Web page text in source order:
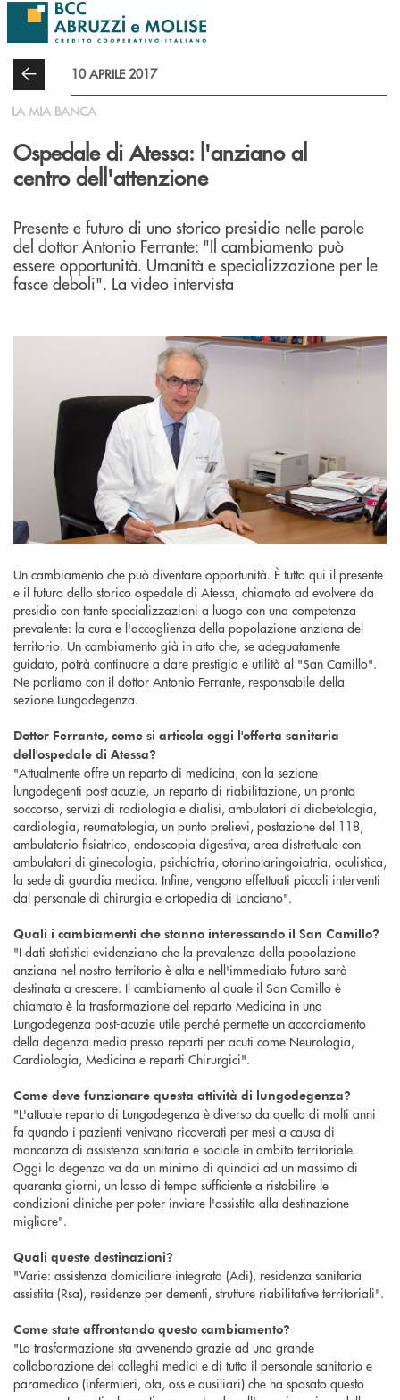
Salta al contenuto principale
10 APRILE 2017
LA MIA BANCA
Ospedale di Atessa: l'anziano al
centro dell'attenzione
Presente e futuro di uno storico presidio nelle parole
del dottor Antonio Ferrante: "Il cambiamento può
essere opportunità. Umanità e specializzazione per le
fasce deboli". La video intervista
Un cambiamento che può diventare opportunità. È tutto qui il presente
e il futuro dello storico ospedale di Atessa, chiamato ad evolvere da
presidio con tante specializzazioni a luogo con una competenza
prevalente: la cura e l'accoglienza della popolazione anziana del
territorio. Un cambiamento già in atto che, se adeguatamente
guidato, potrà continuare a dare prestigio e utilità al "San Camillo".
Ne parliamo con il dottor Antonio Ferrante, responsabile della
sezione Lungodegenza.
Dottor Ferrante, come si articola oggi l'offerta sanitaria
dell'ospedale di Atessa?
"Attualmente offre un reparto di medicina, con la sezione
lungodegenti post acuzie, un reparto di riabilitazione, un pronto
soccorso, servizi di radiologia e dialisi, ambulatori di diabetologia,
cardiologia, reumatologia, un punto prelievi, postazione del 118,
ambulatorio fisiatrico, endoscopia digestiva, area distrettuale con
ambulatori di ginecologia, psichiatria, otorinolaringoiatria, oculistica,
la sede di guardia medica. Infine, vengono effettuati piccoli interventi
dal personale di chirurgia e ortopedia di Lanciano".
Quali i cambiamenti che stanno interessando il San Camillo?
"I dati statistici evidenziano che la prevalenza della popolazione
anziana nel nostro territorio è alta e nell'immediato futuro sarà
destinata a crescere. Il cambiamento al quale il San Camillo è
chiamato è la trasformazione del reparto Medicina in una
Lungodegenza post-acuzie utile perché permette un accorciamento
della degenza media presso reparti per acuti come Neurologia,
Cardiologia, Medicina e reparti Chirurgici".
Come deve funzionare questa attività di lungodegenza?
"L'attuale reparto di Lungodegenza è diverso da quello di molti anni
fa quando i pazienti venivano ricoverati per mesi a causa di
mancanza di assistenza sanitaria e sociale in ambito territoriale.
Oggi la degenza va da un minimo di quindici ad un massimo di
quaranta giorni, un lasso di tempo sufficiente a ristabilire le
condizioni cliniche per poter inviare l'assistito alla destinazione
migliore".
Quali queste destinazioni?
"Varie: assistenza domiciliare integrata (Adi), residenza sanitaria
assistita (Rsa), residenze per dementi, strutture riabilitative territoriali".
Come state affrontando questo cambiamento?
"La trasformazione sta avvenendo grazie ad una grande
collaborazione dei colleghi medici e di tutto il personale sanitario e
paramedico (infermieri, ota, oss e ausiliari) che ha sposato questo